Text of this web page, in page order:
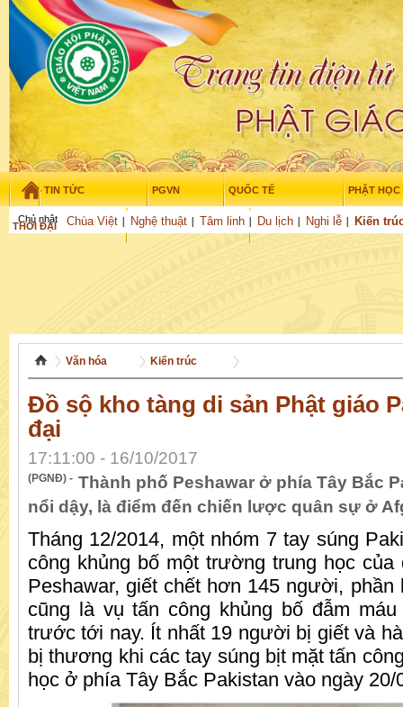
TIN TỨC PGVN QUỐC TẾ PHẬT HỌC
THỜI ĐẠI TUỔI TRẺ NGHIÊN CỨU
Chùa Việt Nghệ thuật Tâm linh Du lịch Nghi lễ Kiến
Chủ nhật - 9/08/2026 – 08:20:22
Văn hóa Kiến trúc
Đồ sộ kho tàng di sản Phật giáo
đại
17:11:00 - 16/10/2017
(PGNĐ) - Thành phố Peshawar ở phía Tây Bắc
nổi dậy, là điểm đến chiến lược quân sự ở
Tháng 12/2014, một nhóm 7 tay súng
công khủng bố một trường trung học
Peshawar, giết chết hơn 145 người,
cũng là vụ tấn công khủng bố đẫm
trước tới nay. Ít nhất 19 người bị giết và
bị thương khi các tay súng bịt mặt tấn
học ở phía Tây Bắc Pakistan vào ngày 20/